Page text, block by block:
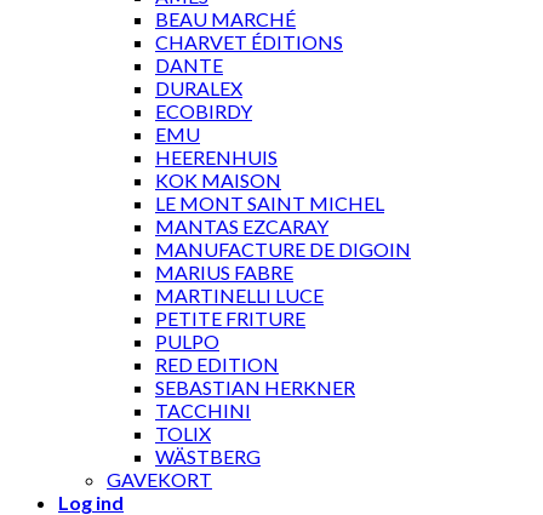
BEAU MARCHÉ
CHARVET ÉDITIONS
DANTE
DURALEX
ECOBIRDY
EMU
HEERENHUIS
KOK MAISON
LE MONT SAINT MICHEL
MANTAS EZCARAY
MANUFACTURE DE DIGOIN
MARIUS FABRE
MARTINELLI LUCE
PETITE FRITURE
PULPO
RED EDITION
SEBASTIAN HERKNER
TACCHINI
TOLIX
WÄSTBERG
GAVEKORT
Log ind